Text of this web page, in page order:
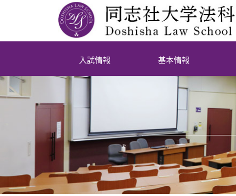
入試情報 基本情報